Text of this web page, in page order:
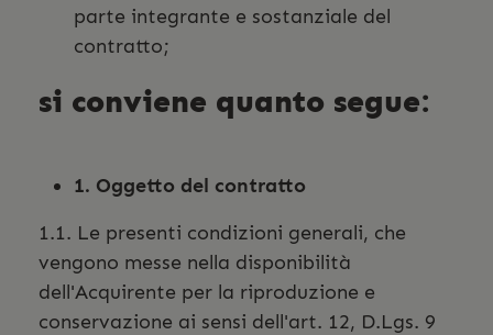
parte integrante e sostanziale del
contratto;
si conviene quanto segue:
1. Oggetto del contratto
1.1. Le presenti condizioni generali, che
vengono messe nella disponibilità
dell'Acquirente per la riproduzione e
conservazione ai sensi dell'art. 12, D.Lgs. 9